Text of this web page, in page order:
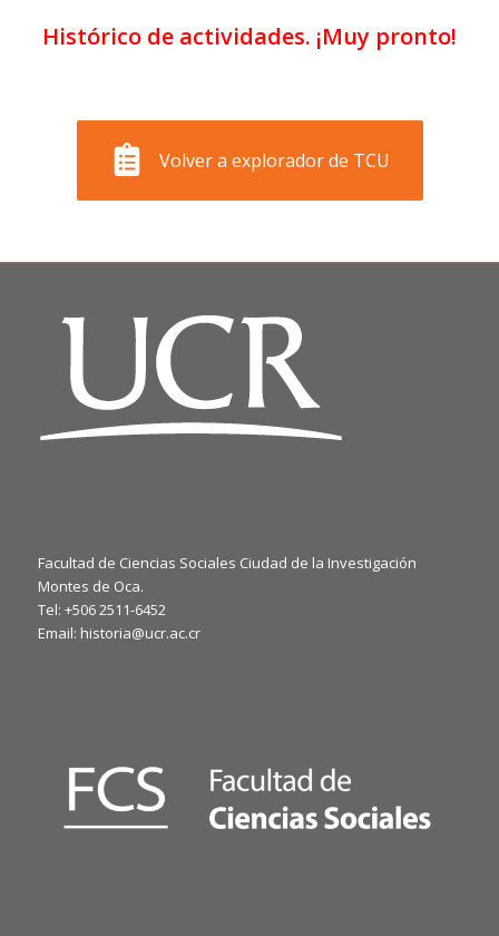
Histórico de actividades. ¡Muy pronto!
Volver a explorador de TCU
Facultad de Ciencias Sociales Ciudad de la Investigación
Montes de Oca.
Tel: +506 2511-6452
Email: historia@ucr.ac.cr